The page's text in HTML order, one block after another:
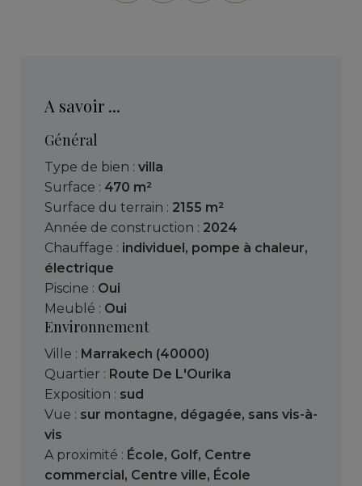
A savoir ...
Général
Type de bien : villa
Surface : 470 m²
Surface du terrain : 2155 m²
Année de construction : 2024
Chauffage : individuel, pompe à chaleur,
électrique
Piscine : Oui
Meublé : Oui
Environnement
Ville : Marrakech (40000)
Quartier : Route De L'Ourika
Exposition : sud
Vue : sur montagne, dégagée, sans vis-à-
vis
A proximité : École, Golf, Centre
commercial, Centre ville, École